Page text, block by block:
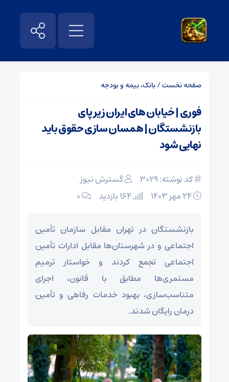
صفحه نخست/بانک، بیمه و بودجه
فوری | خیابان های ایران زیر پای
بازنشستگان | همسان سازی حقوق باید
نهایی شود
کد نوشته: 3029
گسترش نیوز
۰
بازنشستگان در تهران مقابل سازمان تأمین
اجتماعی و در شهرستان‌ها مقابل ادارات تأمین
اجتماعی تجمع کردند و خواستار ترمیم
مستمری‌ها مطابق با قانون، اجرای
متناسب‌سازی، بهبود خدمات رفاهی و تأمین
درمان رایگان شدند.